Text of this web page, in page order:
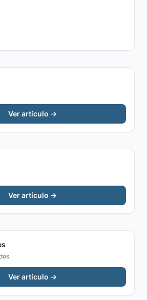
Ver artículo →
Ver artículo →
Ver artículo →